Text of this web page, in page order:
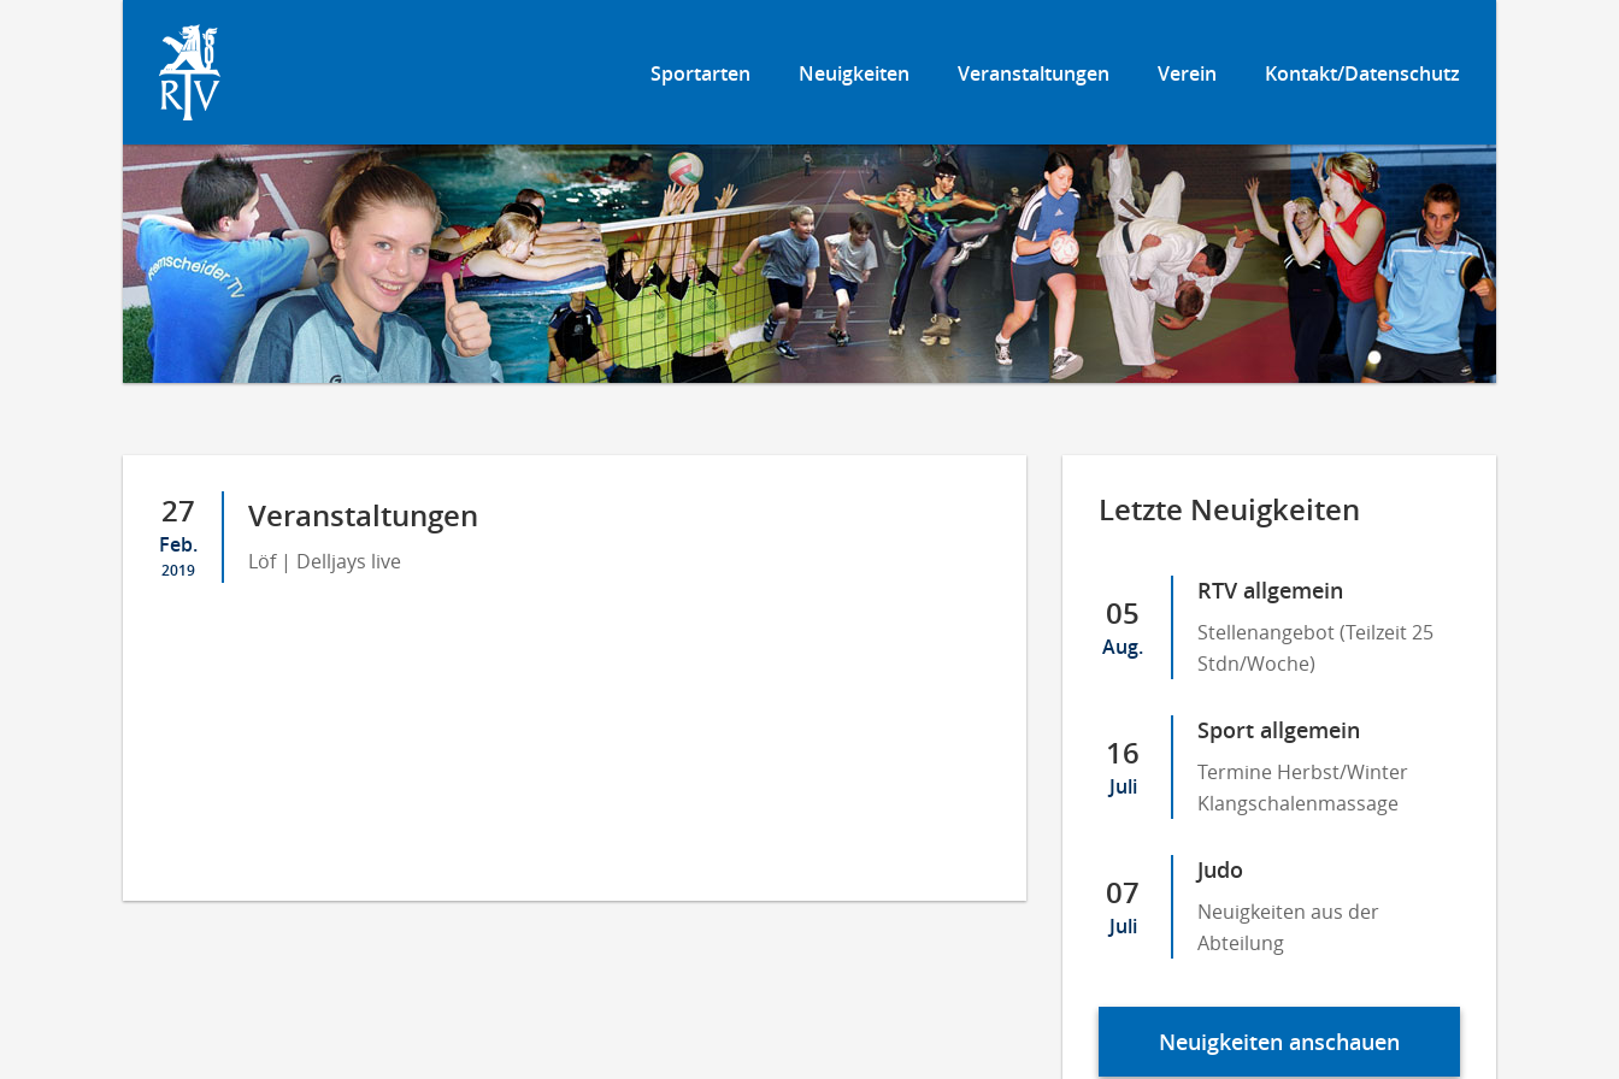
Kontakt/Datenschutz
Verein
Veranstaltungen
Neuigkeiten
Sportarten
27
Feb.
2019
Veranstaltungen
Löf | Delljays live
Letzte Neuigkeiten
05
Aug.
RTV allgemein
Stellenangebot (Teilzeit 25
Stdn/Woche)
16
Juli
Sport allgemein
Termine Herbst/Winter
Klangschalenmassage
07
Juli
Judo
Neuigkeiten aus der
Abteilung
Neuigkeiten anschauen